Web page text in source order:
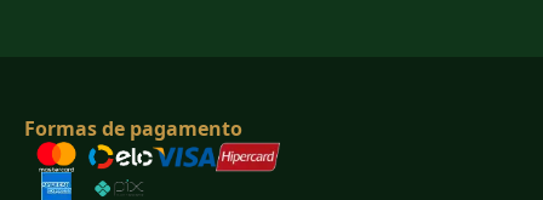
Formas de pagamento